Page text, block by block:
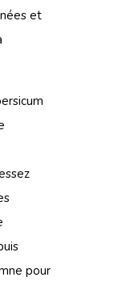
et
pour